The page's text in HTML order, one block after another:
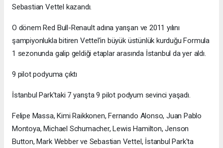
Sebastian Vettel kazandı.
O dönem Red Bull-Renault adına yarışan ve 2011 yılını
şampiyonlukla bitiren Vettel'in büyük üstünlük kurduğu Formula
1 sezonunda galip geldiği etaplar arasında İstanbul da yer aldı.
9 pilot podyuma çıktı
İstanbul Park'taki 7 yarışta 9 pilot podyum sevinci yaşadı.
Felipe Massa, Kimi Raikkonen, Fernando Alonso, Juan Pablo
Montoya, Michael Schumacher, Lewis Hamilton, Jenson
Button, Mark Webber ve Sebastian Vettel, İstanbul Park'ta